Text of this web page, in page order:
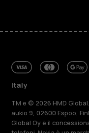
Italy
TM e © 2026 HMD
aukio 9, 02600 Espoo,
Global Oy è il